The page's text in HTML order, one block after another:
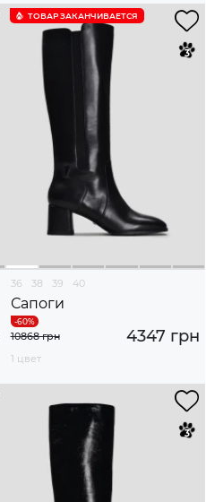
ТОВАР ЗАКАНЧИВАЕТСЯ
36 38 39 40
Сапоги
4347 грн
10868 грн
1 цвет